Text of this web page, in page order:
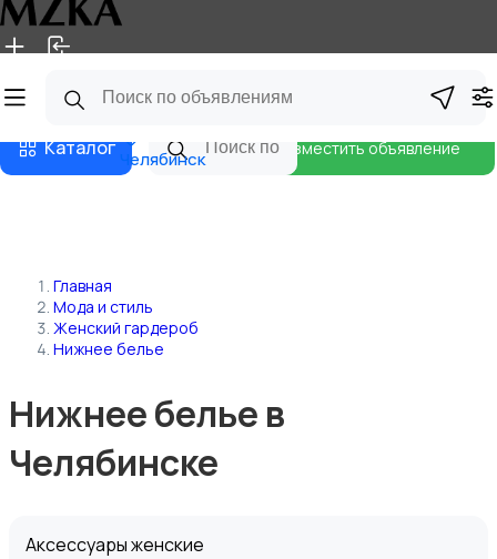
Главная Магазины
Каталог Челябинск
Разместить объявление
Главная
Мода и стиль
Женский гардероб
Нижнее белье
Нижнее белье в
Челябинске
Аксессуары женские